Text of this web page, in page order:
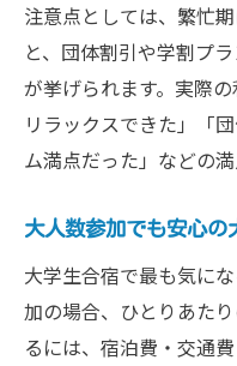
注意点としては、繁忙
と、団体割引や学割プ
が挙げられます。実際
リラックスできた」「
ム満点だった」などの
大人数参加でも安心の
大学生合宿で最も気に
加の場合、ひとりあた
るには、宿泊費・交通